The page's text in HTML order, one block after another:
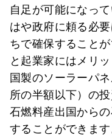
自足が可能になっ
はや政府に頼る必
ちで確保すること
と起業家にはメリ
国製のソーラーパ
所の半額以下）の
石燃料産出国から
することができます